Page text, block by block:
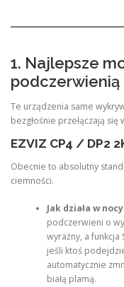
1. Najlepsze
podczerwienią
Te urządzenia same
bezgłośnie przełączają się
EZVIZ CP4 / DP2
Obecnie to absolutny
ciemności.
Jak działa w
podczerwieni o
wyraźny, a funkcja
jeśli ktoś
automatycznie
białą plamą.